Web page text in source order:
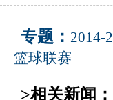
专题： 2014-
篮球联赛
>相关新闻：